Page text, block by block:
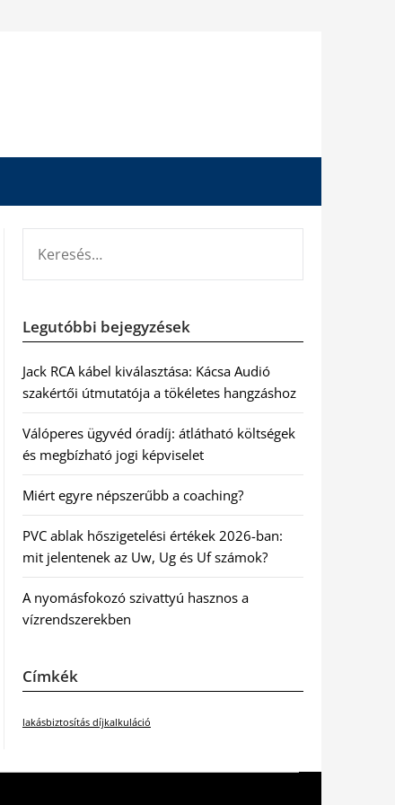
Legutóbbi bejegyzések
Jack RCA kábel kiválasztása: Kácsa Audió
szakértői útmutatója a tökéletes hangzáshoz
Válóperes ügyvéd óradíj: átlátható költségek
és megbízható jogi képviselet
Miért egyre népszerűbb a coaching?
PVC ablak hőszigetelési értékek 2026-ban:
mit jelentenek az Uw, Ug és Uf számok?
A nyomásfokozó szivattyú hasznos a
vízrendszerekben
Címkék
lakásbiztosítás díjkalkuláció